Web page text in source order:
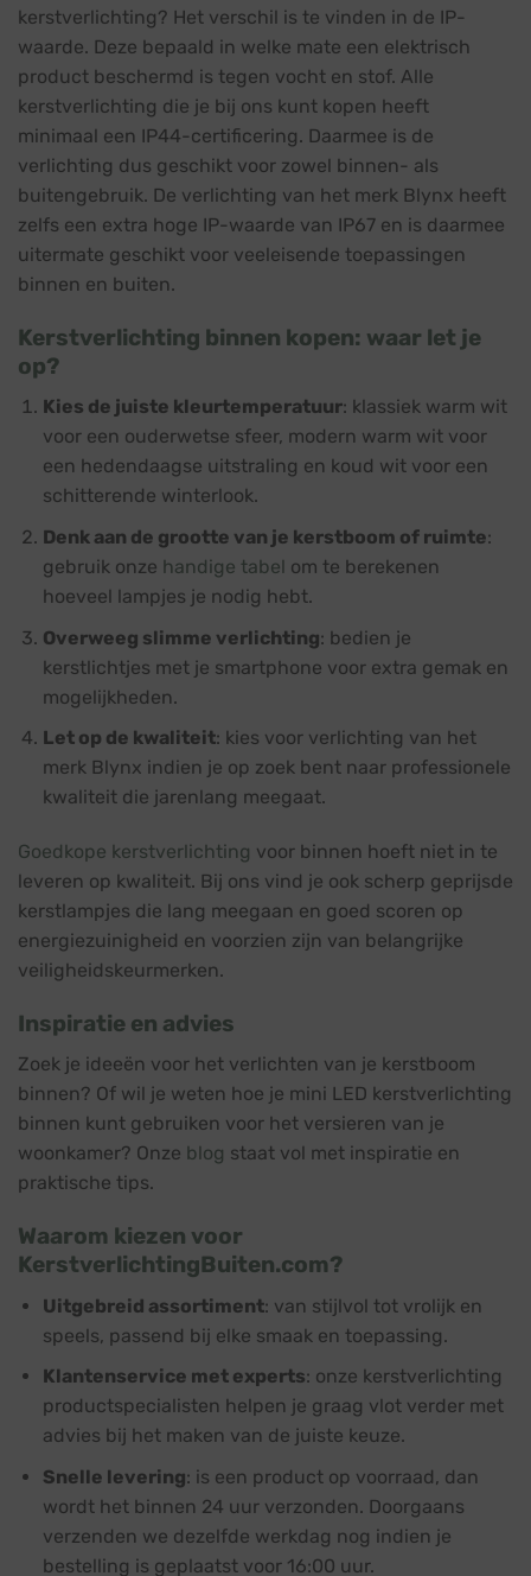
kerstverlichting? Het verschil is te vinden in de IP-
waarde. Deze bepaald in welke mate een elektrisch
product beschermd is tegen vocht en stof. Alle
kerstverlichting die je bij ons kunt kopen heeft
minimaal een IP44-certificering. Daarmee is de
verlichting dus geschikt voor zowel binnen- als
buitengebruik. De verlichting van het merk Blynx heeft
zelfs een extra hoge IP-waarde van IP67 en is daarmee
uitermate geschikt voor veeleisende toepassingen
binnen en buiten.
Kerstverlichting binnen kopen: waar let je
op?
Kies de juiste kleurtemperatuur: klassiek warm wit
voor een ouderwetse sfeer, modern warm wit voor
een hedendaagse uitstraling en koud wit voor een
schitterende winterlook.
Denk aan de grootte van je kerstboom of ruimte:
gebruik onze handige tabel om te berekenen
hoeveel lampjes je nodig hebt.
Overweeg slimme verlichting: bedien je
kerstlichtjes met je smartphone voor extra gemak en
mogelijkheden.
Let op de kwaliteit: kies voor verlichting van het
merk Blynx indien je op zoek bent naar professionele
kwaliteit die jarenlang meegaat.
Goedkope kerstverlichting voor binnen hoeft niet in te
leveren op kwaliteit. Bij ons vind je ook scherp geprijsde
kerstlampjes die lang meegaan en goed scoren op
energiezuinigheid en voorzien zijn van belangrijke
veiligheidskeurmerken.
Inspiratie en advies
Zoek je ideeën voor het verlichten van je kerstboom
binnen? Of wil je weten hoe je mini LED kerstverlichting
binnen kunt gebruiken voor het versieren van je
woonkamer? Onze blog staat vol met inspiratie en
praktische tips.
Waarom kiezen voor
KerstverlichtingBuiten.com?
Uitgebreid assortiment: van stijlvol tot vrolijk en
speels, passend bij elke smaak en toepassing.
Klantenservice met experts: onze kerstverlichting
productspecialisten helpen je graag vlot verder met
advies bij het maken van de juiste keuze.
Snelle levering: is een product op voorraad, dan
wordt het binnen 24 uur verzonden. Doorgaans
verzenden we dezelfde werkdag nog indien je
bestelling is geplaatst voor 16:00 uur.